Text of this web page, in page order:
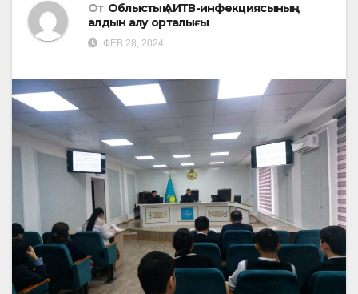
От Облыстық АИТВ-инфекциясының
алдын алу орталығы
ФЕВ 28, 2024